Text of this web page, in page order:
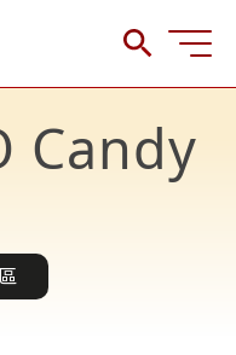
Candy